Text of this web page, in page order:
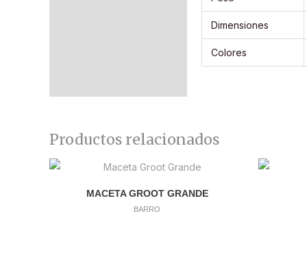
Dimensiones
Colores
Productos relacionados
MACETA GROOT GRANDE
BARRO